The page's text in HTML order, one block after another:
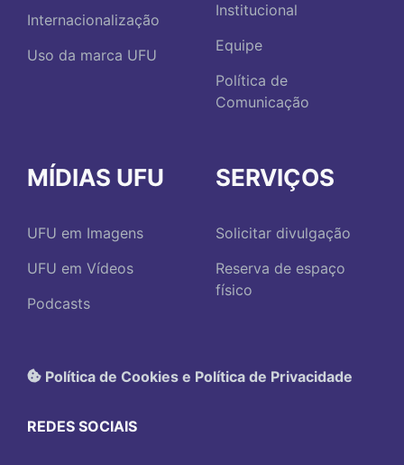
Internacionalização
Uso da marca UFU
Institucional
Equipe
Política de
Comunicação
MÍDIAS UFU
UFU em Imagens
UFU em Vídeos
Podcasts
SERVIÇOS
Solicitar divulgação
Reserva de espaço
físico
Política de Cookies e Política de Privacidade
REDES SOCIAIS